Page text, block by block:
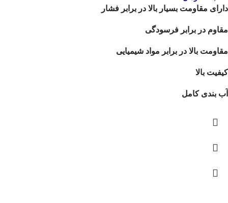
دارای مقاومت بسیار بالا در برابر فشار
مقاوم در برابر فرسودگی
مقاومت بالا در برابر مواد شیمیایی
کیفیت بالا
آب بندی کامل